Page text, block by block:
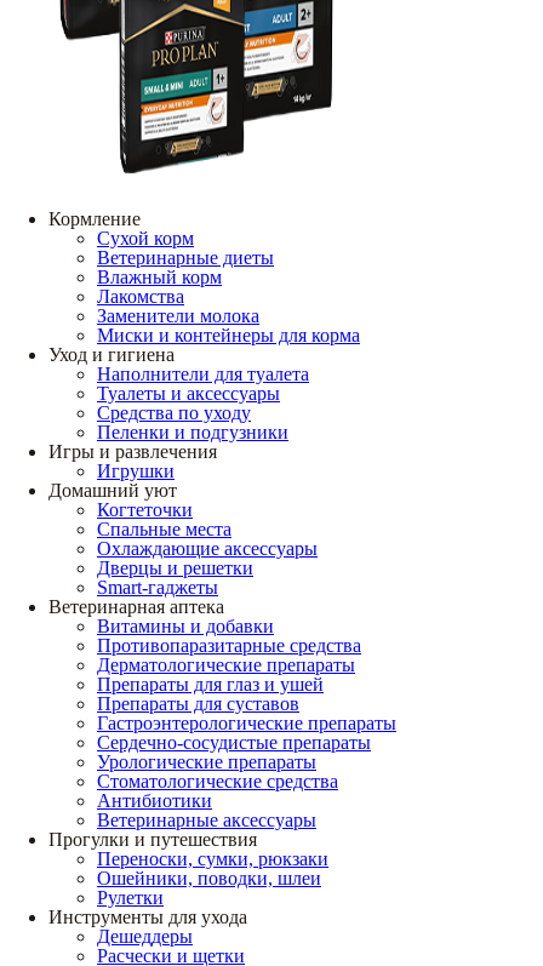
Кормление
Сухой корм
Ветеринарные диеты
Влажный корм
Лакомства
Заменители молока
Миски и контейнеры для корма
Уход и гигиена
Наполнители для туалета
Туалеты и аксессуары
Средства по уходу
Пеленки и подгузники
Игры и развлечения
Игрушки
Домашний уют
Когтеточки
Спальные места
Охлаждающие аксессуары
Дверцы и решетки
Smart-гаджеты
Ветеринарная аптека
Витамины и добавки
Противопаразитарные средства
Дерматологические препараты
Препараты для глаз и ушей
Препараты для суставов
Гастроэнтерологические препараты
Сердечно-сосудистые препараты
Урологические препараты
Стоматологические средства
Антибиотики
Ветеринарные аксессуары
Прогулки и путешествия
Переноски, сумки, рюкзаки
Ошейники, поводки, шлеи
Рулетки
Инструменты для ухода
Дешеддеры
Расчески и щетки